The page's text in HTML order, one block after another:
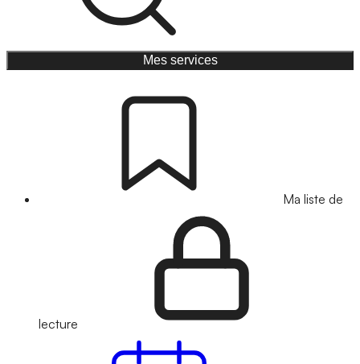
Mes services
Ma liste de
lecture